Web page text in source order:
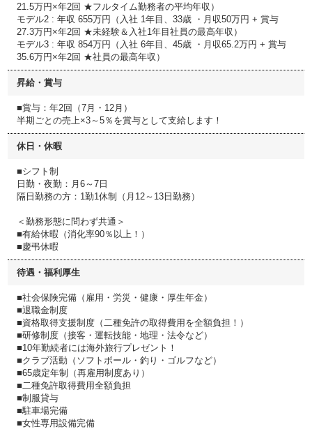
21.5万円×年2回 ★フルタイム勤務者の平均年収）
モデル2 : 年収 655万円（入社 1年目、33歳 ・月収50万円 + 賞与
27.3万円×年2回 ★未経験＆入社1年目社員の最高年収）
モデル3 : 年収 854万円（入社 6年目、45歳 ・月収65.2万円 + 賞与
35.6万円×年2回 ★社員の最高年収）
昇給・賞与
■賞与：年2回（7月・12月）
半期ごとの売上×3～5％を賞与として支給します！
休日・休暇
■シフト制
日勤・夜勤：月6～7日
隔日勤務の方：1勤1休制（月12～13日勤務）
＜勤務形態に問わず共通＞
■有給休暇（消化率90％以上！）
■慶弔休暇
待遇・福利厚生
■社会保険完備（雇用・労災・健康・厚生年金）
■退職金制度
■資格取得支援制度（二種免許の取得費用を全額負担！）
■研修制度（接客・運転技能・地理・法令など）
■10年勤続者には海外旅行プレゼント！
■クラブ活動（ソフトボール・釣り・ゴルフなど）
■65歳定年制（再雇用制度あり）
■二種免許取得費用全額負担
■制服貸与
■駐車場完備
■女性専用設備完備